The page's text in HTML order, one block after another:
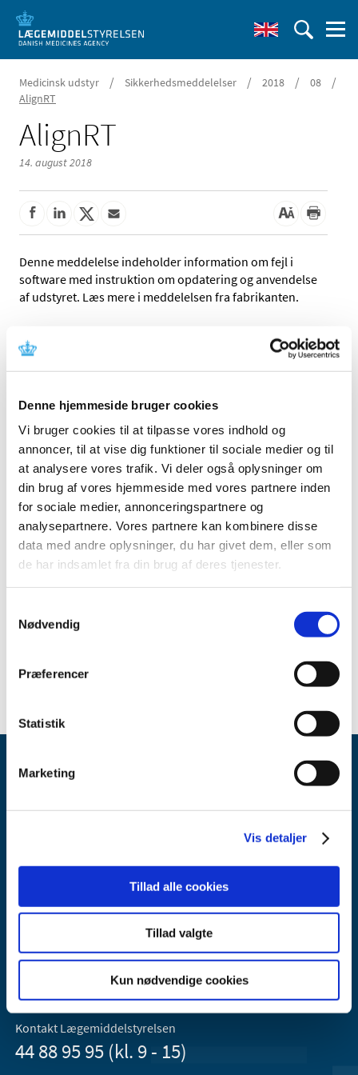
Denne hjemmeside bruger cookies
Vi bruger cookies til at tilpasse vores indhold og
annoncer, til at vise dig funktioner til sociale medier og til
at analysere vores trafik. Vi deler også oplysninger om
din brug af vores hjemmeside med vores partnere inden
for sociale medier, annonceringspartnere og
analysepartnere. Vores partnere kan kombinere disse
data med andre oplysninger, du har givet dem, eller som
de har indsamlet fra din brug af deres tjenester.
Nødvendig
Præferencer
Statistik
Marketing
Vis detaljer
Tillad alle cookies
Tillad valgte
Kun nødvendige cookies
Medicinsk udstyr / Sikkerhedsmeddelelser / 2018 / 08 /
AlignRT
AlignRT
14. august 2018
Denne meddelelse indeholder information om fejl i
software med instruktion om opdatering og anvendelse
af udstyret. Læs mere i meddelelsen fra fabrikanten.
Referencer
Produkt: AlignRT
07/25/18-001-C
Lægemiddelstyrelsens sagsnummer:
2018081830
Emner
Medicinsk udstyr
Sikkerhedsmeddelelse om AlignRT
Lægemiddelstyrelsen
2300 København S
Lægemiddelstyrelsen er en del af
Sundheds- og Kirkeministeriet.
Kontakt Lægemiddelstyrelsen
44 88 95 95 (kl. 9 - 15)